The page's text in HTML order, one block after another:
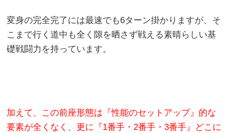
変身の完全完了には最速でも6ターン掛かりますが、そ
こまで行く道中も全く隙を晒さず戦える素晴らしい基
礎戦闘力を持っています。
加えて、この前座形態は『性能のセットアップ』的な
要素が全くなく、更に『1番手・2番手・3番手』どこに